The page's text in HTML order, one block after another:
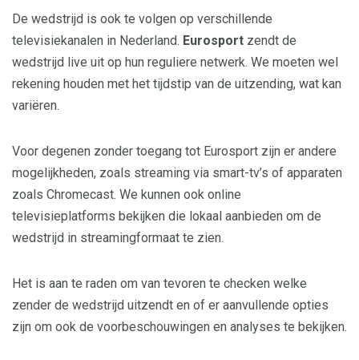
De wedstrijd is ook te volgen op verschillende
televisiekanalen in Nederland. Eurosport zendt de
wedstrijd live uit op hun reguliere netwerk. We moeten wel
rekening houden met het tijdstip van de uitzending, wat kan
variëren.
Voor degenen zonder toegang tot Eurosport zijn er andere
mogelijkheden, zoals streaming via smart-tv’s of apparaten
zoals Chromecast. We kunnen ook online
televisieplatforms bekijken die lokaal aanbieden om de
wedstrijd in streamingformaat te zien.
Het is aan te raden om van tevoren te checken welke
zender de wedstrijd uitzendt en of er aanvullende opties
zijn om ook de voorbeschouwingen en analyses te bekijken.